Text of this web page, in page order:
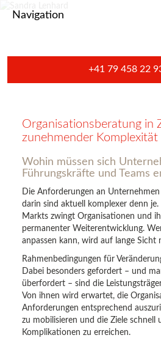
Navigation
+41 79 458 22
Organisationsberatung in
zunehmender Komplexität
Wohin müssen sich
Führungskräfte und Teams
Die Anforderungen an
darin sind aktuell komplexer denn
Markts zwingt Organisationen und
permanenter Weiterentwicklung.
anpassen kann, wird auf lange Sicht
Rahmenbedingungen für
Dabei besonders gefordert – und
überfordert – sind die
Von ihnen wird erwartet, die
Anforderungen entsprechend
zu mobilisieren und die Ziele schnell
Komplikationen zu erreichen.